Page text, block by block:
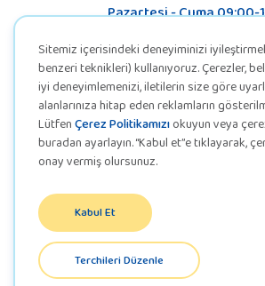
Pazartesi - Cuma 09:00-
KVKK
Gizlilik Politikası
Sitemiz içerisindeki deneyiminizi
benzeri teknikleri) kullanıyoruz. Çerezler,
iyi deneyimlemenizi, iletilerin size göre
alanlarınıza hitap eden reklamların
LütfenÇerez Politikamızı okuyun veya
buradan ayarlayın. “Kabul et”e tıklayarak,
onay vermiş olursunuz.
Kabul Et
Terchileri Düzenle